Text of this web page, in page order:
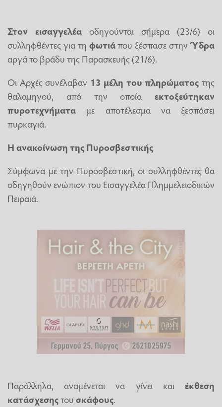
Στον εισαγγελέα οδηγούνται σήμερα (23/6) οι
συλληφθέντες για τη φωτιάπου ξέσπασε στηνΎδρα
αργά το βράδυ της Παρασκευής (21/6).
Οι Αρχές συνέλαβαν 13 μέλη του πληρώματος της
θαλαμηγού, από την οποία εκτοξεύτηκαν
πυροτεχνήματα με αποτέλεσμα να ξεσπάσει
πυρκαγιά.
Η ανακοίνωση της Πυροσβεστικής
Σύμφωνα με την Πυροσβεστική, οι συλληφθέντες θα
οδηγηθούν ενώπιον του Εισαγγελέα Πλημμελειοδικών
Πειραιά.
Παράλληλα, αναμένεται να γίνει και έκθεση
κατάσχεσηςτουσκάφους.